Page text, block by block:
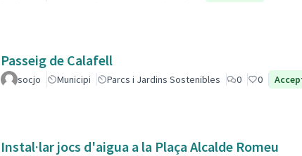
Passeig de Calafell
socjo Municipi Parcs i Jardins Sostenibles 0 0
Instal·lar jocs d'aigua a la Plaça Alcalde Romeu